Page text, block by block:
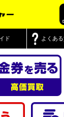
ド よくあ